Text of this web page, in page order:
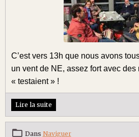
C’est vers 13h que nous avons
un vent de NE, assez fort avec
« testaient » !
Lire la suite
Dans Naviguer